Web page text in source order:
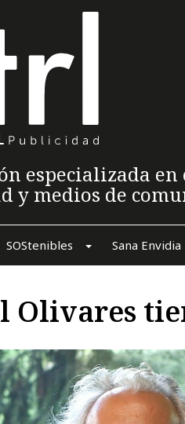
especializada
y medios de
SOStenibles Sana Envidia
Olivares